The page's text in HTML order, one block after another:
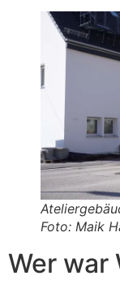
Foto: Maik
Wer war